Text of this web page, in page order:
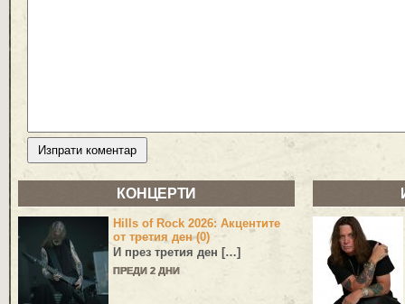
КОНЦЕРТИ
Hills of Rock 2026: Акцентите
от третия ден (0)
И през третия ден […]
ПРЕДИ 2 ДНИ